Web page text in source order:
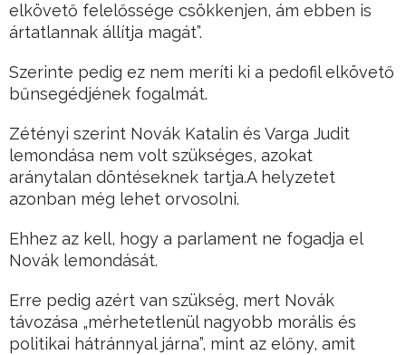
elkövető felelőssége csökkenjen, ám ebben is
ártatlannak állítja magát”.
Szerinte pedig ez nem meríti ki a pedofil elkövető
bűnsegédjének fogalmát.
Zétényi szerint Novák Katalin és Varga Judit
lemondása nem volt szükséges, azokat
aránytalan döntéseknek tartja.A helyzetet
azonban még lehet orvosolni.
Ehhez az kell, hogy a parlament ne fogadja el
Novák lemondását.
Erre pedig azért van szükség, mert Novák
távozása „mérhetetlenül nagyobb morális és
politikai hátránnyal járna”, mint az előny, amit